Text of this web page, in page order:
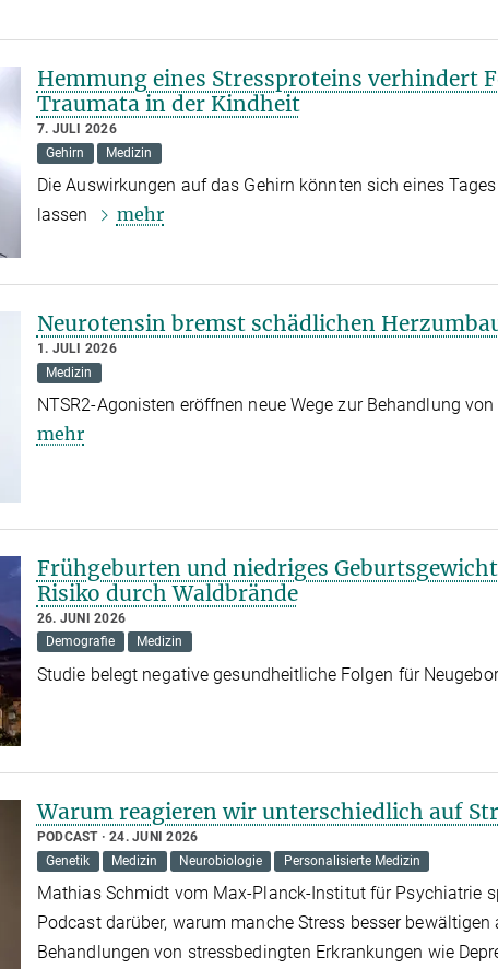
Hemmung eines Stressproteins verhindert
Traumata in der Kindheit
7. JULI 2026
Gehirn
Medizin
Die Auswirkungen auf das Gehirn könnten sich eines
lassen
mehr
Neurotensin bremst schädlichen
1. JULI 2026
Medizin
NTSR2-Agonisten eröffnen neue Wege zur Behandlung
mehr
Frühgeburten und niedriges
Risiko durch Waldbrände
26. JUNI 2026
Demografie
Medizin
Studie belegt negative gesundheitliche Folgen für
Warum reagieren wir unterschiedlich auf
PODCAST
24. JUNI 2026
Genetik
Medizin Neurobiologie Personalisierte Medizin
Mathias Schmidt vom Max-Planck-Institut für Psychiatrie
Podcast darüber, warum manche Stress besser bewältigen
Behandlungen von stressbedingten Erkrankungen wie